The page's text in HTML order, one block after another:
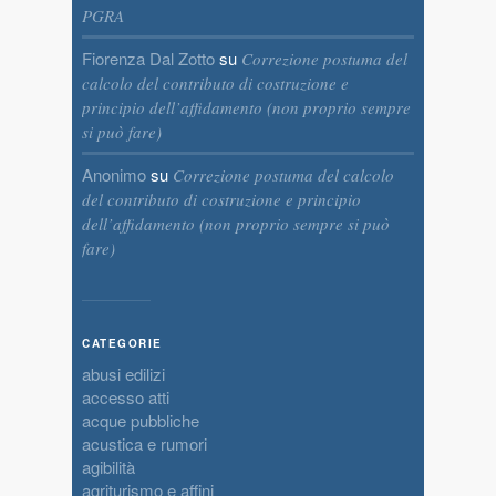
PGRA
Fiorenza Dal Zottosu Correzione postuma del
calcolo del contributo di costruzione e
principio dell’affidamento (non proprio sempre
si può fare)
Anonimosu Correzione postuma del calcolo
del contributo di costruzione e principio
dell’affidamento (non proprio sempre si può
fare)
CATEGORIE
abusi edilizi
accesso atti
acque pubbliche
acustica e rumori
agibilità
agriturismo e affini